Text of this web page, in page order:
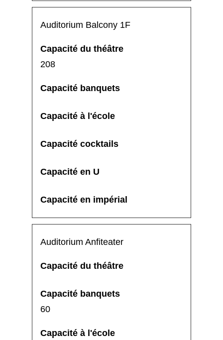
Auditorium Balcony 1F
208
Auditorium Anfiteater
60